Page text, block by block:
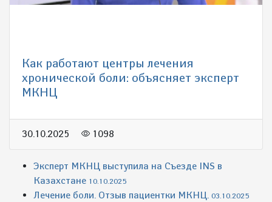
Как работают центры лечения
хронической боли: объясняет эксперт
МКНЦ
30.10.2025 1098
Эксперт МКНЦ выступила на Съезде INS в
Казахстане 10.10.2025
Лечение боли. Отзыв пациентки МКНЦ. 03.10.2025